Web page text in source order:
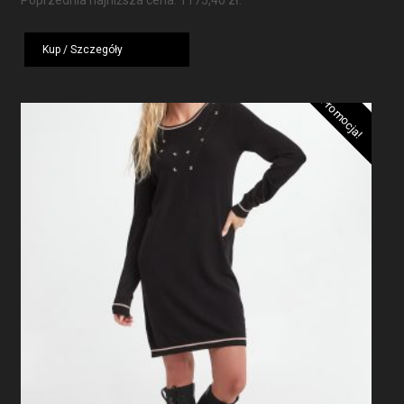
1959,00 zł.1175,40 zł.
Kup / Szczegóły
Promocja!